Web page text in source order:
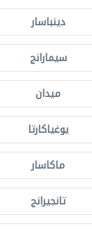
دينباسار
سيمارانج
ميدان
يوغياكارتا
ماكاسار
تانجيرانج